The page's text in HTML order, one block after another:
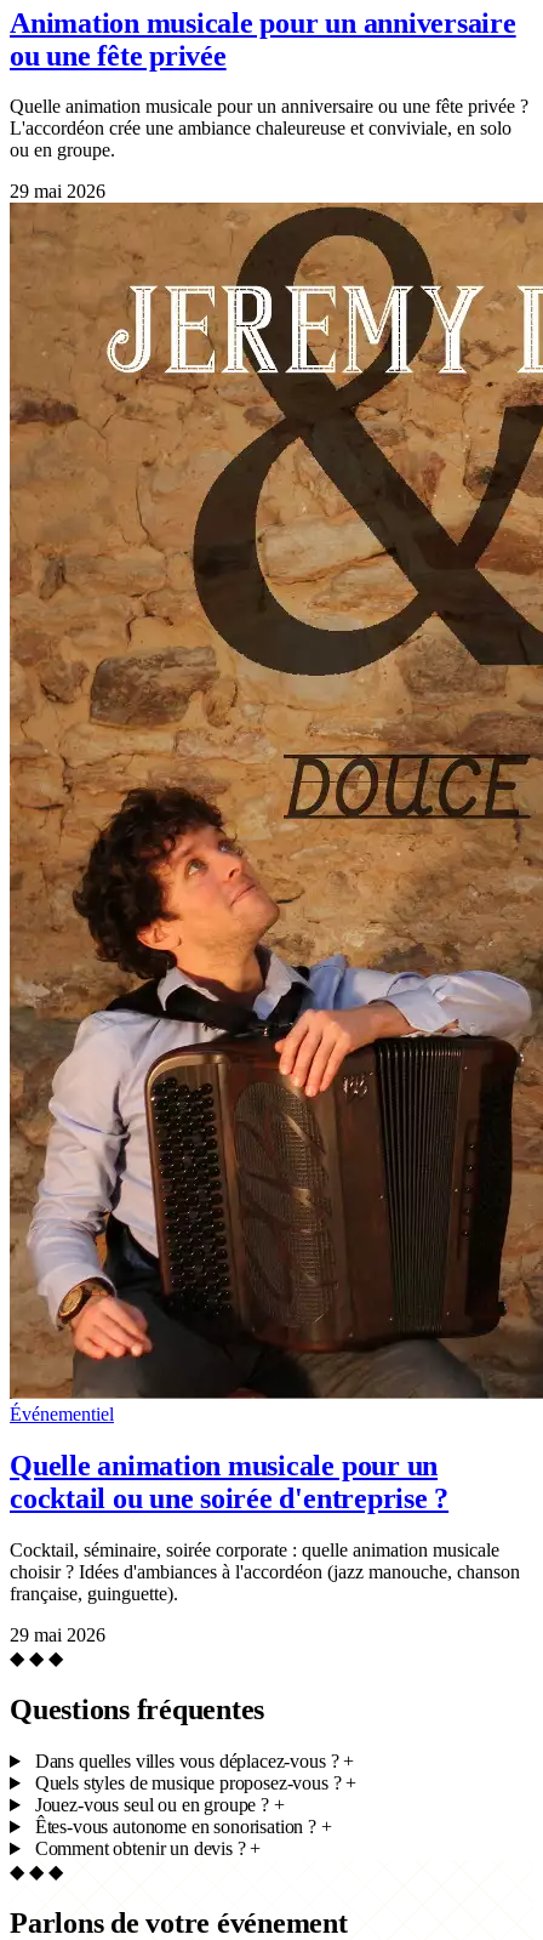
Animation musicale pour un anniversaire
ou une fête privée
Quelle animation musicale pour un anniversaire ou une fête privée ?
L'accordéon crée une ambiance chaleureuse et conviviale, en solo
ou en groupe.
29 mai 2026
Événementiel
Quelle animation musicale pour un
cocktail ou une soirée d'entreprise ?
Cocktail, séminaire, soirée corporate : quelle animation musicale
choisir ? Idées d'ambiances à l'accordéon (jazz manouche, chanson
française, guinguette).
29 mai 2026
◆ ◆ ◆
Questions fréquentes
Dans quelles villes vous déplacez-vous ?+
Quels styles de musique proposez-vous ?+
Jouez-vous seul ou en groupe ? +
Êtes-vous autonome en sonorisation ? +
Comment obtenir un devis ?+
◆ ◆ ◆
Parlons de votre événement